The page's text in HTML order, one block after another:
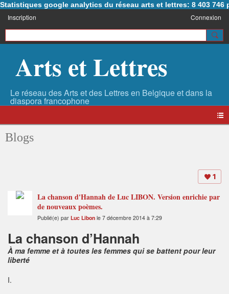
Statistiques google analytics du réseau arts et lettres: 8 403 746
Inscription Connexion
Arts et Lettres
Blogs
1
La chanson d'Hannah de Luc LIBON. Version enrichie par
de nouveaux poèmes.
Publié(e) par Luc Libon le 7 décembre 2014 à 7:29
La chanson d’Hannah
À ma femme et à toutes les femmes qui se battent pour leur
liberté
I.